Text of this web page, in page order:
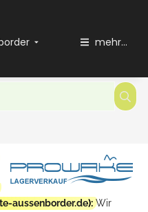
mehr...
aussenborder.de): Wir